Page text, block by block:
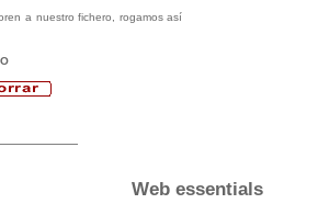
a nuestro fichero, rogamos así
Web essentials